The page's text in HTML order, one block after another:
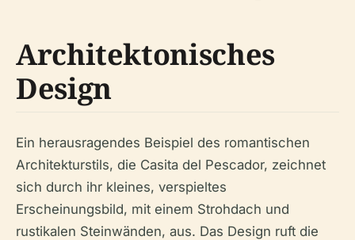
Architektonisches
Design
Ein herausragendes Beispiel des romantischen
Architekturstils, die Casita del Pescador, zeichnet
sich durch ihr kleines, verspieltes
Erscheinungsbild, mit einem Strohdach und
rustikalen Steinwänden, aus. Das Design ruft die